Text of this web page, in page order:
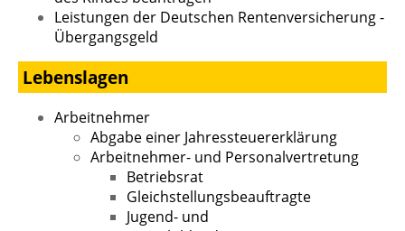
Leistungen der Deutschen Rentenversicherung -
Übergangsgeld
Lebenslagen
Arbeitnehmer
Abgabe einer Jahressteuererklärung
Arbeitnehmer- und Personalvertretung
Betriebsrat
Gleichstellungsbeauftragte
Jugend- und